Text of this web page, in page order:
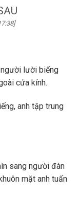
lười biếng
cửa kính.
anh tập trung
sang người đàn
mặt anh tuấn